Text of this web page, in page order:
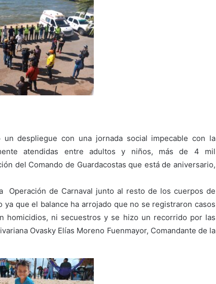
despliegue con una jornada social impecable con la
atendidas entre adultos y niños, más de 4 mil
del Comando de Guardacostas que está de aniversario,
Operación de Carnaval junto al resto de los cuerpos de
que el balance ha arrojado que no se registraron casos
homicidios, ni secuestros y se hizo un recorrido por las
Ovasky Elías Moreno Fuenmayor, Comandante de la